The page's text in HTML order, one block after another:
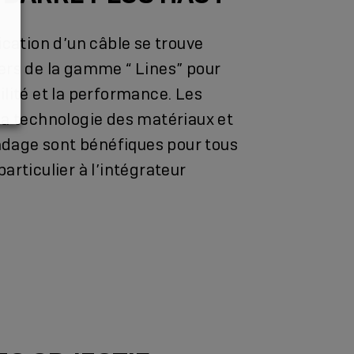
d’un câble se trouve
de la gamme “ Lines” pour
et la performance. Les
technologie des matériaux et
sont bénéfiques pour tous
à l’intégrateur